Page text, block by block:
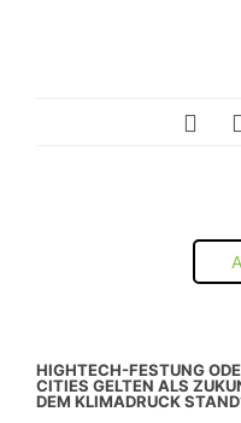
HIGHTECH-FESTUNG
CITIES GELTEN ALS
DEM KLIMADRUCK